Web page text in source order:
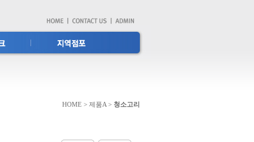
HOME > 제품A > 청소고리